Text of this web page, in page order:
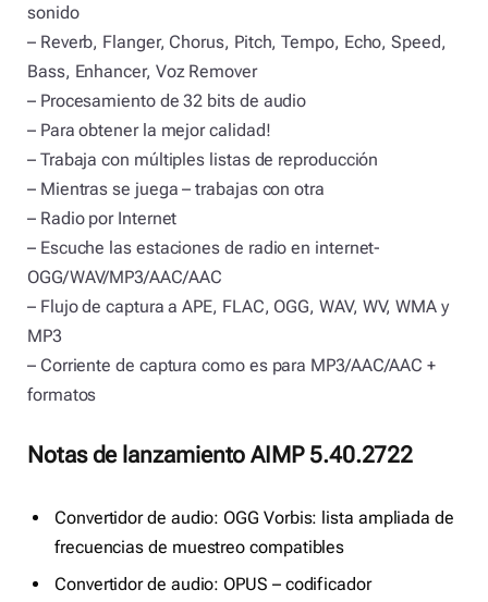
sonido
– Reverb, Flanger, Chorus, Pitch, Tempo, Echo, Speed,
Bass, Enhancer, Voz Remover
– Procesamiento de 32 bits de audio
– Para obtener la mejor calidad!
– Trabaja con múltiples listas de reproducción
– Mientras se juega – trabajas con otra
– Radio por Internet
– Escuche las estaciones de radio en internet-
OGG/WAV/MP3/AAC/AAC
– Flujo de captura a APE, FLAC, OGG, WAV, WV, WMA y
MP3
– Corriente de captura como es para MP3/AAC/AAC +
formatos
Notas de lanzamiento AIMP 5.40.2722
Convertidor de audio: OGG Vorbis: lista ampliada de
frecuencias de muestreo compatibles
Convertidor de audio: OPUS – codificador